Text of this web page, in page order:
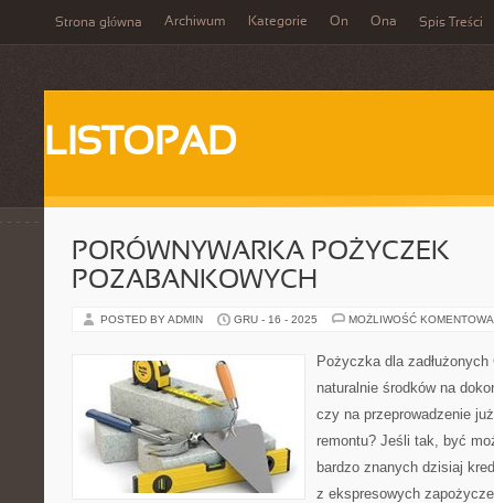
Strona główna Archiwum Kategorie On Ona Spis Treści
LISTOPAD
PORÓWNYWARKA POŻYCZEK
POZABANKOWYCH
POSTED BY ADMIN GRU - 16 - 2025 MOŻLIWOŚĆ
Pożyczka dla
naturalnie środków na
czy na przeprowadzenie
remontu? Jeśli tak, być
bardzo znanych dzisiaj
z ekspresowych